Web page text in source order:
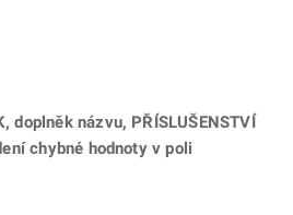
doplněk názvu, PŘÍSLUŠENSTVÍ
chybné hodnoty v poli